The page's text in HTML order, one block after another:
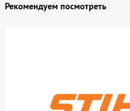
Рекомендуем посмотреть